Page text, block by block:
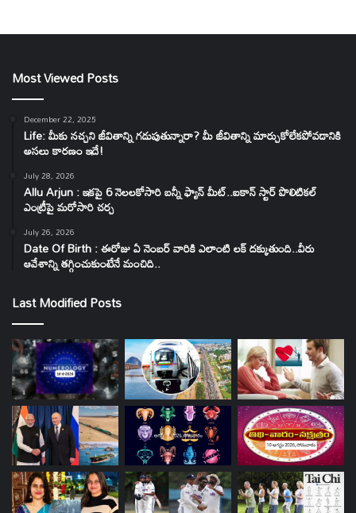
Most Viewed Posts
December 22, 2025
Life: మీకు నచ్చని జీవితాన్ని గడుపుతున్నారా? మీ జీవితాన్ని మార్చుకోలేకపోవడానికి
అసలు కారణం ఇదే!
July 28, 2026
Allu Arjun : ఇకపై 6 నెలలకోసారి బన్నీ ఫ్యాన్ మీట్..ఐకాన్ స్టార్ పొలిటికల్
ఎంట్రీపై మరోసారి చర్చ
July 26, 2026
Date Of Birth : ఈరోజు ఏ నెంబర్ వారికి ఎలాంటి లక్ దక్కుతుంది..వీరు
ఆవేశాన్ని తగ్గించుకుంటేనే మంచిది..
Last Modified Posts